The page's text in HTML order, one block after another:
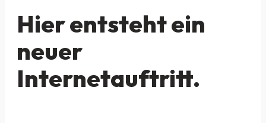
Hier entsteht ein
neuer
Internetauftritt.